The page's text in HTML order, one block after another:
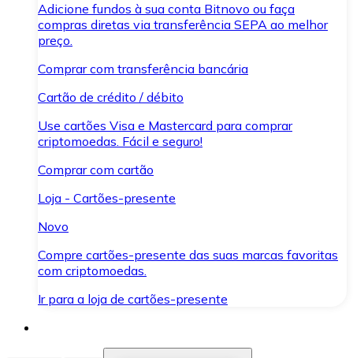
Adicione fundos à sua conta Bitnovo ou faça
compras diretas via transferência SEPA ao melhor
preço.
Comprar com transferência bancária
Cartão de crédito / débito
Use cartões Visa e Mastercard para comprar
criptomoedas. Fácil e seguro!
Comprar com cartão
Loja - Cartões-presente
Novo
Compre cartões-presente das suas marcas favoritas
com criptomoedas.
Ir para a loja de cartões-presente